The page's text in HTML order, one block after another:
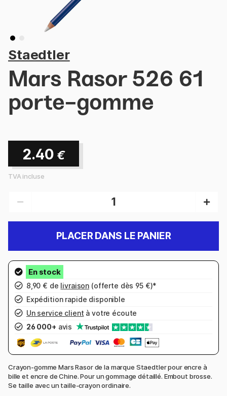
Staedtler
Mars Rasor 526 61
porte-gomme
2.40 €
TVA incluse
PLACER DANS LE PANIER
8,90 € de livraison (offerte dès 95 €)*
Expédition rapide disponible
Un service client à votre écoute
26 000+ avis
Crayon-gomme Mars Rasor de la marque Staedtler pour encre à
bille et encre de Chine. Pour un gommage détaillé. Embout brosse.
Se taille avec un taille-crayon ordinaire.